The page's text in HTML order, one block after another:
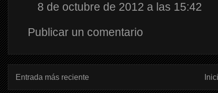
8 de octubre de 2012 a las 15:42
Publicar un comentario
Entrada más reciente